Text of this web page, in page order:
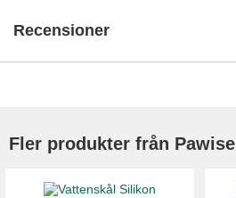
Recensioner
Fler produkter från Pawise